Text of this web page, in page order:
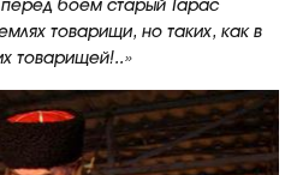
перед боем старый Тарас
товарищи, но таких, как в
товарищей!..»